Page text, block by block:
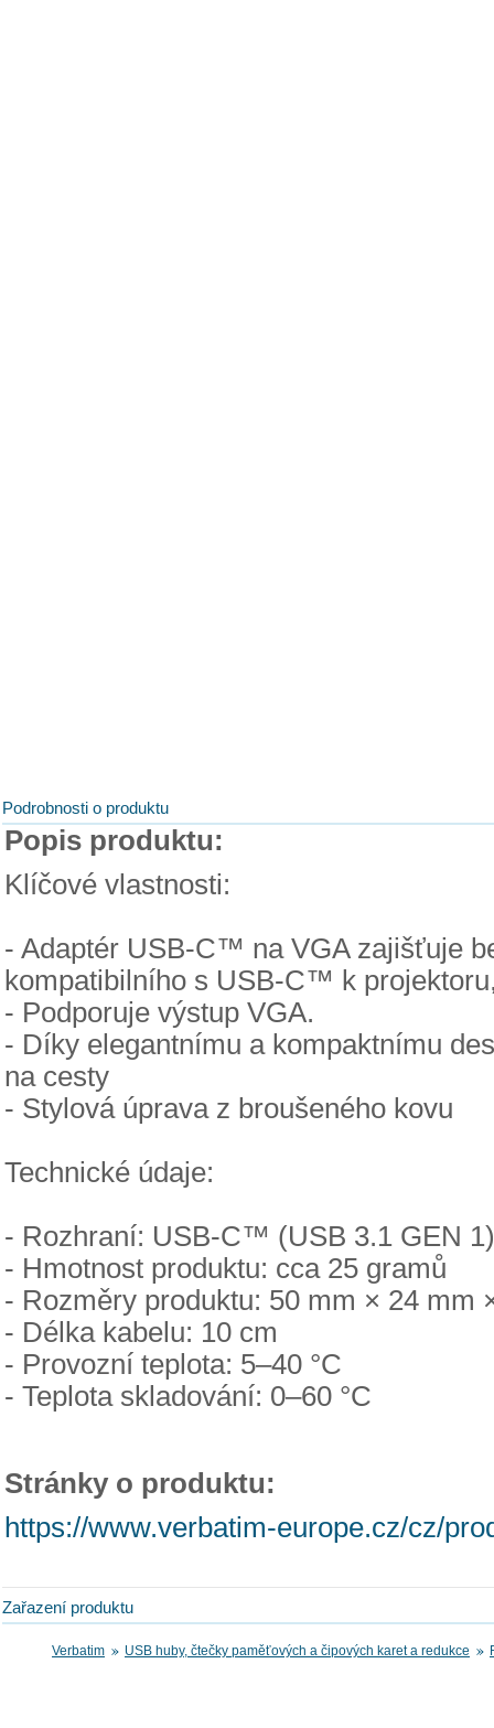
Podrobnosti o produktu
Popis produktu:
Klíčové vlastnosti:
- Adaptér USB-C™ na VGA zajišťuje
kompatibilního s USB-C™ k
- Podporuje výstup VGA.
- Díky elegantnímu a kompaktnímu
na cesty
- Stylová úprava z broušeného kovu
Technické údaje:
- Rozhraní: USB-C™ (USB 3.1 GEN
- Hmotnost produktu: cca 25 gramů
- Rozměry produktu: 50 mm × 24 mm
- Délka kabelu: 10 cm
- Provozní teplota: 5–40 °C
- Teplota skladování: 0–60 °C
Stránky o produktu:
https://www.verbatim-europe.cz/cz/
Zařazení produktu
Verbatim USB huby, čtečky paměťových a čipových karet a redukce